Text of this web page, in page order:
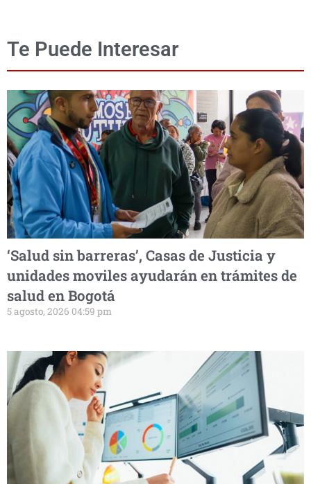
Te Puede Interesar
‘Salud sin barreras’, Casas de Justicia y
unidades moviles ayudarán en trámites de
salud en Bogotá
5 agosto, 2026 04:59 pm